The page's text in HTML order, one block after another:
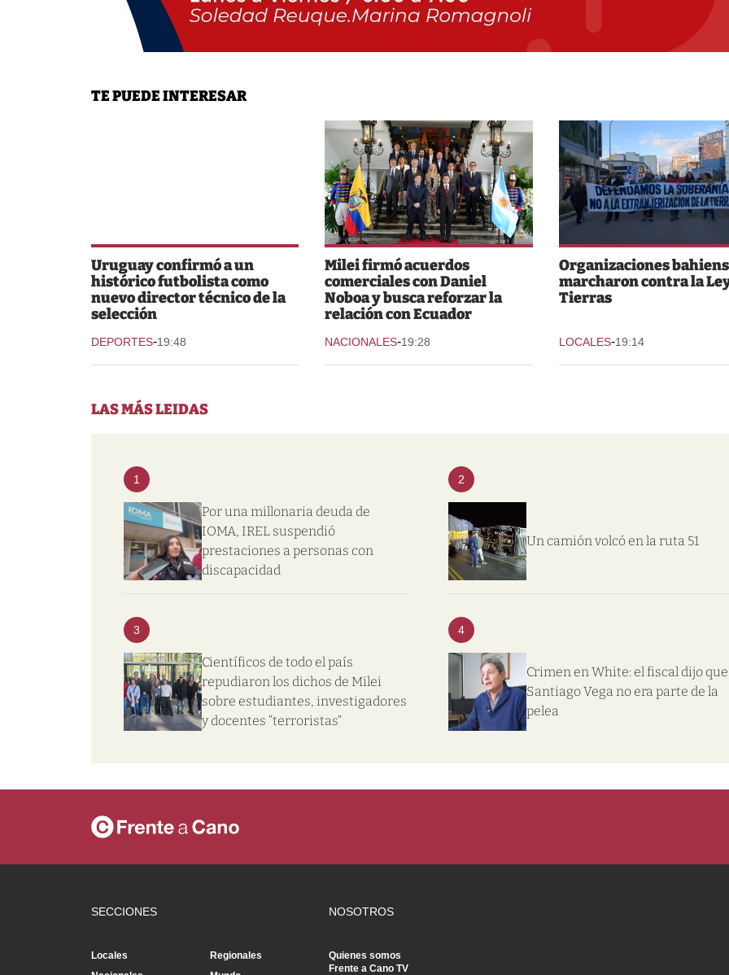
TE PUEDE INTERESAR
Uruguay confirmó a un
histórico futbolista como
nuevo director técnico de la
selección
DEPORTES-19:48
Milei firmó acuerdos
comerciales con Daniel
Noboa y busca reforzar la
relación con Ecuador
NACIONALES-19:28
Organizaciones
marcharon contra la
Tierras
LOCALES-19:14
LAS MÁS LEIDAS
1
Por una millonaria deuda de
IOMA, IREL suspendió
prestaciones a personas con
discapacidad
2
Un camión volcó en la ruta 51
3
Científicos de todo el país
repudiaron los dichos de Milei
sobre estudiantes, investigadores
y docentes “terroristas”
4
Crimen en White: el fiscal dijo que
Santiago Vega no era parte de la
pelea
SECCIONES
Locales
Regionales
NOSOTROS
Quienes somos
Frente a Cano TV